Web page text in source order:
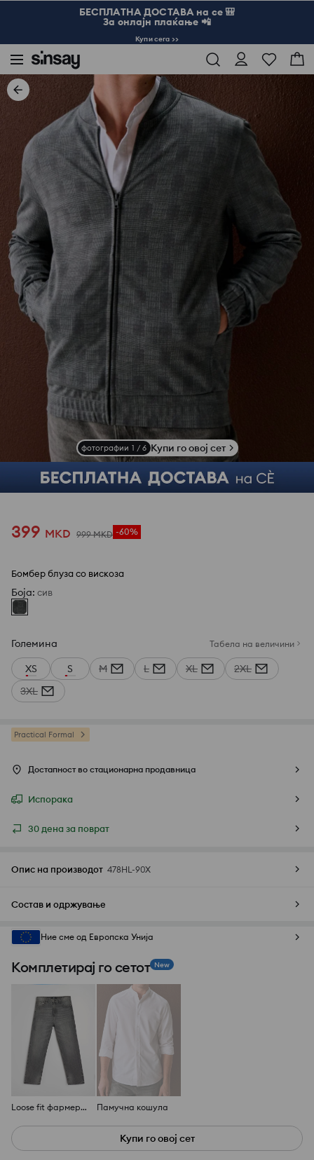
БЕСПЛАТНА ДОСТАВА на се 🎒
За онлајн плаќање 📲
Купи сега >>
фотографии 1 / 6 Купи го овој сет
399 MKD 999 MKD -60%
Бомбер блуза со вискоза
Боја: сив
Големина Табела на величини
XS S M L XL
2XL
3XL
Practical Formal
Достапност во стационарна продавница
Испорака
30 дена за поврат
Опис на производот 478HL-90X
Состав и одржување
Ние сме од Европска Унија
Комплетирај го сетот New
Loose fit фармерки со ефект на перење Памучна кошула
Купи го овој сет